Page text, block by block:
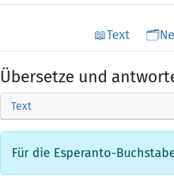
📖Text 🗂️
Übersetze und
Text
Für die Esperanto-